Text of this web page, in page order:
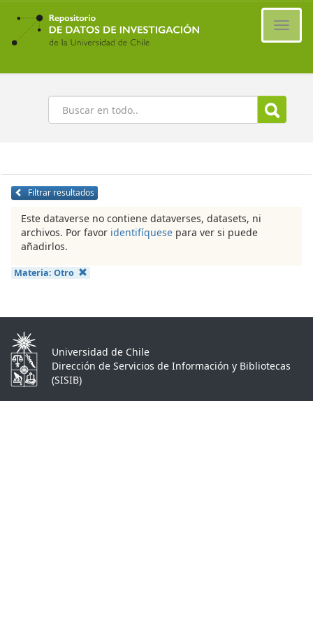
Ir
contenido
principal
Buscar
Filtrar resultados
Este dataverse no contiene dataverses, datasets, ni
archivos. Por favor identifíquese para ver si puede
añadirlos.
Materia: Otro
Universidad de Chile
Dirección de Servicios de Información y Bibliotecas
(SISIB)